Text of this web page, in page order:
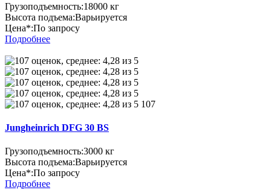
Грузоподъемность:18000 кг
Высота подъема:Варьируется
Цена*:По запросу
Подробнее
107
Jungheinrich DFG 30 BS
Грузоподъемность:3000 кг
Высота подъема:Варьируется
Цена*:По запросу
Подробнее